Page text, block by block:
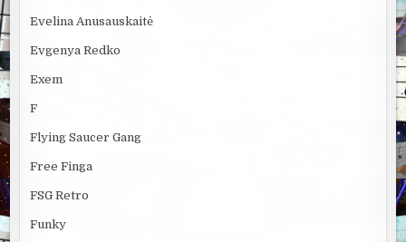
Evelina Anusauskaitė
Evgenya Redko
Exem
F
Flying Saucer Gang
Free Finga
FSG Retro
Funky